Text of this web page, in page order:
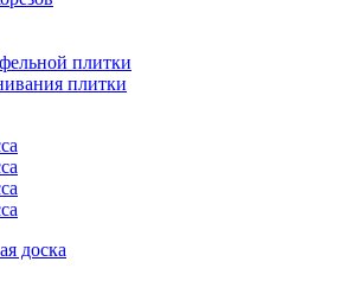
плитки
плитки
доска